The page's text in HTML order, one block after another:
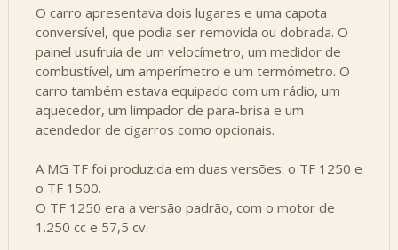
O carro apresentava dois lugares e uma capota
conversível, que podia ser removida ou dobrada. O
painel usufruía de um velocímetro, um medidor de
combustível, um amperímetro e um termómetro. O
carro também estava equipado com um rádio, um
aquecedor, um limpador de para-brisa e um
acendedor de cigarros como opcionais.
A MG TF foi produzida em duas versões: o TF 1250 e
o TF 1500.
O TF 1250 era a versão padrão, com o motor de
1.250 cc e 57,5 cv.